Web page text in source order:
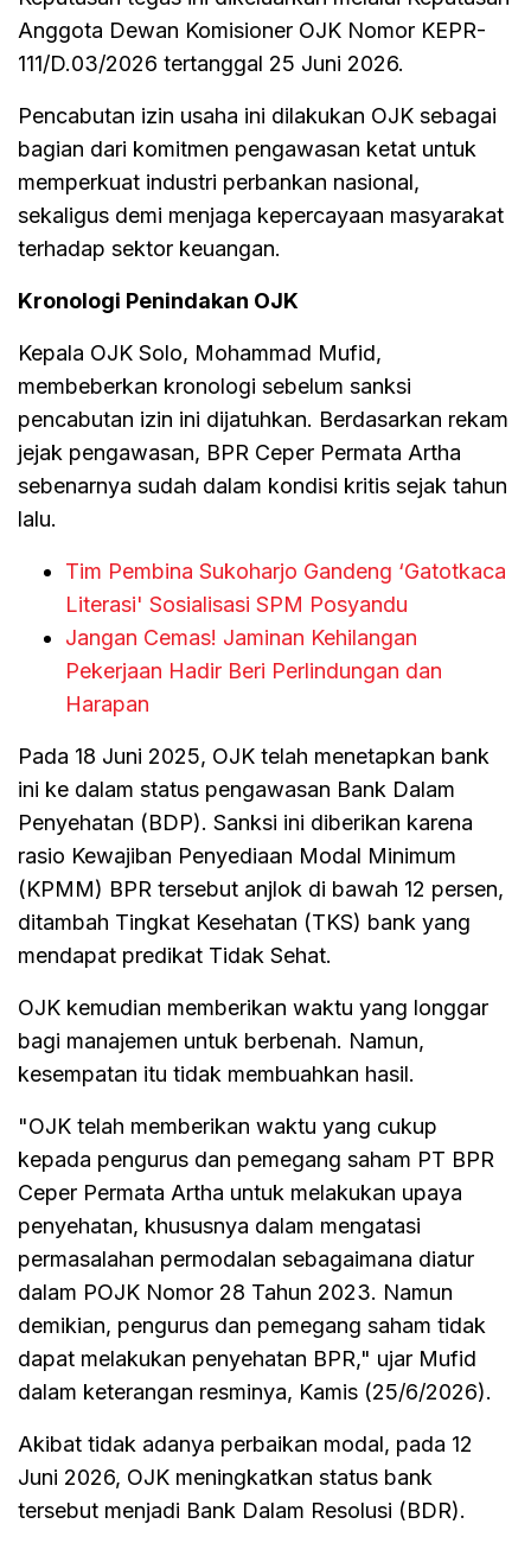
Anggota Dewan Komisioner OJK Nomor KEPR-
111/D.03/2026 tertanggal 25 Juni 2026.
Pencabutan izin usaha ini dilakukan OJK sebagai
bagian dari komitmen pengawasan ketat untuk
memperkuat industri perbankan nasional,
sekaligus demi menjaga kepercayaan masyarakat
terhadap sektor keuangan.
Kronologi Penindakan OJK
Kepala OJK Solo, Mohammad Mufid,
membeberkan kronologi sebelum sanksi
pencabutan izin ini dijatuhkan. Berdasarkan rekam
jejak pengawasan, BPR Ceper Permata Artha
sebenarnya sudah dalam kondisi kritis sejak tahun
lalu.
Tim Pembina Sukoharjo Gandeng ‘Gatotkaca
Literasi' Sosialisasi SPM Posyandu
Jangan Cemas! Jaminan Kehilangan
Pekerjaan Hadir Beri Perlindungan dan
Harapan
Pada 18 Juni 2025, OJK telah menetapkan bank
ini ke dalam status pengawasan Bank Dalam
Penyehatan (BDP). Sanksi ini diberikan karena
rasio Kewajiban Penyediaan Modal Minimum
(KPMM) BPR tersebut anjlok di bawah 12 persen,
ditambah Tingkat Kesehatan (TKS) bank yang
mendapat predikat Tidak Sehat.
OJK kemudian memberikan waktu yang longgar
bagi manajemen untuk berbenah. Namun,
kesempatan itu tidak membuahkan hasil.
"OJK telah memberikan waktu yang cukup
kepada pengurus dan pemegang saham PT BPR
Ceper Permata Artha untuk melakukan upaya
penyehatan, khususnya dalam mengatasi
permasalahan permodalan sebagaimana diatur
dalam POJK Nomor 28 Tahun 2023. Namun
demikian, pengurus dan pemegang saham tidak
dapat melakukan penyehatan BPR," ujar Mufid
dalam keterangan resminya, Kamis (25/6/2026).
Akibat tidak adanya perbaikan modal, pada 12
Juni 2026, OJK meningkatkan status bank
tersebut menjadi Bank Dalam Resolusi (BDR).